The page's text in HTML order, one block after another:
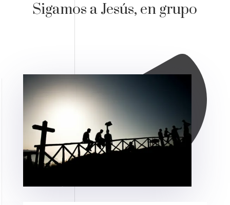
Sigamos a Jesús, en grupo